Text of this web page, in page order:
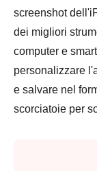
screenshot
dei migliori
computer e
personalizzare
e salvare nel
scorciatoie per